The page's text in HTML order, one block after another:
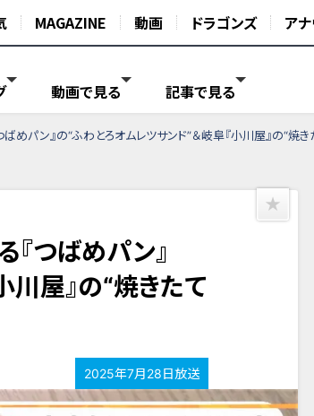
MAGAZINE 動画 ドラゴンズ ア
動画で見る 記事で見る
めパン』の“ふわとろオムレツサンド”＆岐阜『小川屋』の“焼き
『つばめパン』
川屋』の“焼きたて
2025年7月28日放送